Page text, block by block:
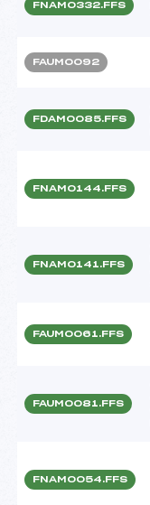
FNAM0332.FFS
FAUM0092
FDAM0085.FFS
FNAM0144.FFS
FNAM0141.FFS
FAUM0061.FFS
FAUM0081.FFS
FNAM0054.FFS